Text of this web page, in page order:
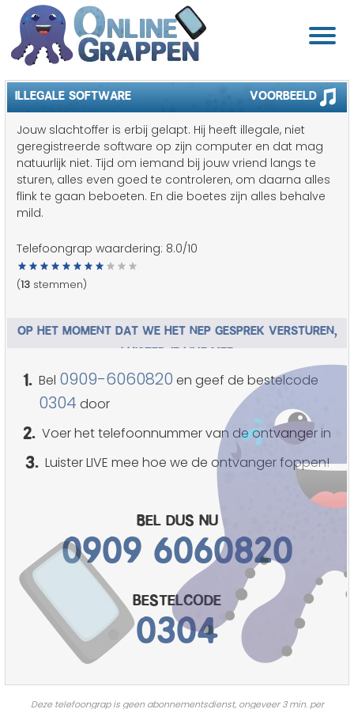
ILLEGALE SOFTWARE Voorbeeld
Jouw slachtoffer is erbij gelapt. Hij heeft illegale, niet
geregistreerde software op zijn computer en dat mag
natuurlijk niet. Tijd om iemand bij jouw vriend langs te
sturen, alles even goed te controleren, om daarna alles
flink te gaan beboeten. En die boetes zijn alles behalve
mild.
Telefoongrap waardering: 8.0/10
(13 stemmen)
OP HET MOMENT DAT WE HET NEP GESPREK VERSTUREN,
LUISTER JE LIVE MEE
1. Bel 0909-6060820 en geef de bestelcode
0304 door
2. Voer het telefoonnummer van de ontvanger in
3. Luister LIVE mee hoe we de ontvanger foppen!
Bel dus nu
0909 6060820
bestelcode
0304
Deze telefoongrap is geen abonnementsdienst, ongeveer 3 min. per